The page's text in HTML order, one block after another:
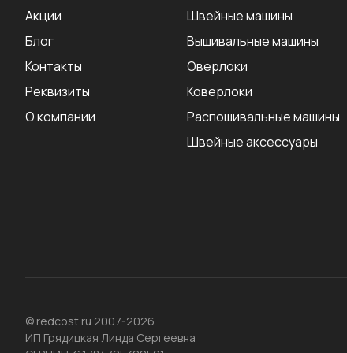
Акции
Блог
Контакты
Реквизиты
О компании
Швейные машины
Вышивальные машины
Оверлоки
Коверлоки
Распошивальные машины
Швейные аксеcсуары
© redcost.ru 2007-2026
ИП Грядицкая Линда Сергеевна